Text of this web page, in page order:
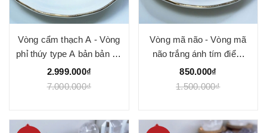
Vòng cẩm thạch A - Vòng
phỉ thúy type A bản bản hẹ
bạch ngọc điểm bông
xanh ni 56-59 mm ( Kèm
2.999.000₫
7.000.000₫
Vòng mã não - Vòng mã
não trắng ánh tím điểm
chu sa chất 4A thiên nhiên
bản 10-11mm- Ngọc Quý
850.000₫
1.500.000₫